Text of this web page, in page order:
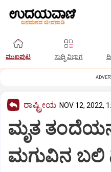
ಮುಖಪುಟ ಸುದ್ದಿ ವಿಭಾಗ
ರಾಷ್ಟ್ರೀಯ NOV 12, 2022,
ಮೃತ
ಮಗುವಿನ ಬಲಿ